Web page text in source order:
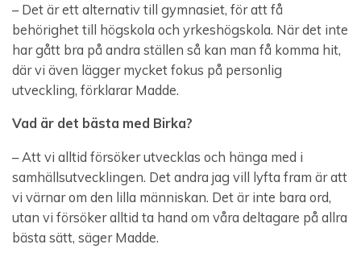
– Det är ett alternativ till gymnasiet, för att få
behörighet till högskola och yrkeshögskola. När det inte
har gått bra på andra ställen så kan man få komma hit,
där vi även lägger mycket fokus på personlig
utveckling, förklarar Madde.
Vad är det bästa med Birka?
– Att vi alltid försöker utvecklas och hänga med i
samhällsutvecklingen. Det andra jag vill lyfta fram är att
vi värnar om den lilla människan. Det är inte bara ord,
utan vi försöker alltid ta hand om våra deltagare på allra
bästa sätt, säger Madde.